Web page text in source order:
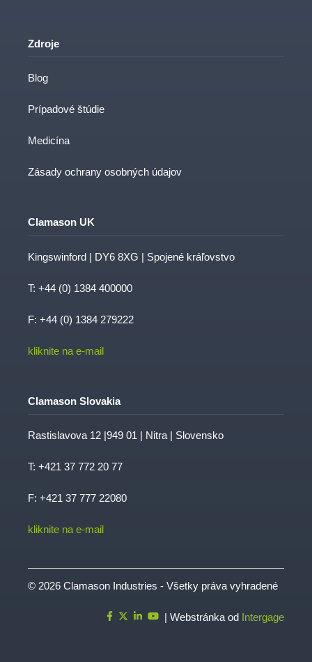
Zdroje
Blog
Prípadové štúdie
Medicína
Zásady ochrany osobných údajov
Clamason UK
Kingswinford | DY6 8XG | Spojené kráľovstvo
T: +44 (0) 1384 400000
F: +44 (0) 1384 279222
kliknite na e-mail
Clamason Slovakia
Rastislavova 12 |949 01 | Nitra | Slovensko
T: +421 37 772 20 77
F: +421 37 777 22080
kliknite na e-mail
© 2026 Clamason Industries - Všetky práva vyhradené
| Webstránka od Intergage